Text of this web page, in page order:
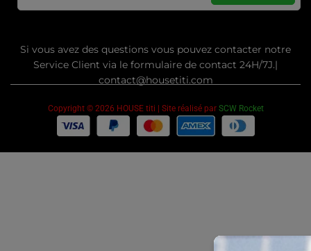
Si vous avez des questions vous pouvez contacter notre
Service Client via le formulaire de contact 24H/7J.|
contact@housetiti.com
Copyright © 2026 HOUSE titi | Site réalisé par SCW Rocket